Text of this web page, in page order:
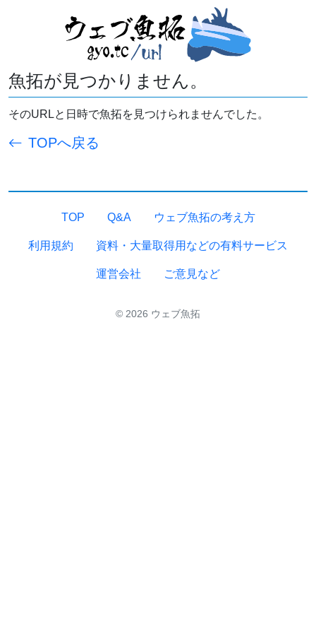
魚拓が見つかりません。
そのURLと日時で魚拓を見つけられませんでした。
TOPへ戻る
TOP Q&A ウェブ魚拓の考え方
利用規約 資料・大量取得用などの有料サービス
運営会社 ご意見など
© 2026 ウェブ魚拓